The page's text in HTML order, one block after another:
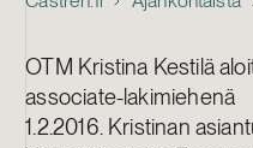
OTM Kristina Kestilä
associate-lakimiehenä
1.2.2016. Kristinan